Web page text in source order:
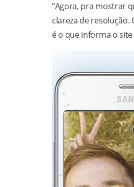
“Agora, pra mostrar
clareza de resolução.
é o que informa o site